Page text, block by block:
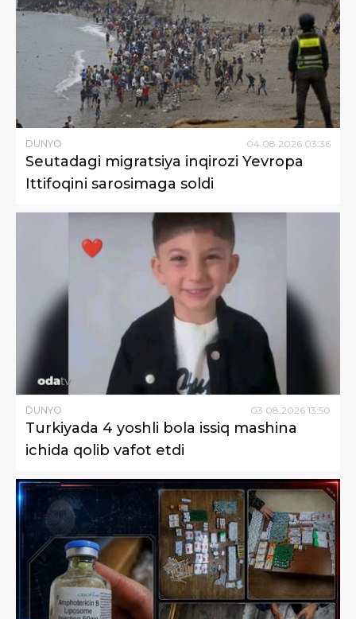
DUNYO 04 08 2026 03:36
Seutadagi migratsiya inqirozi Yevropa
Ittifoqini sarosimaga soldi
DUNYO 03.08.2026 13:50
Turkiyada 4 yoshli bola issiq mashina
ichida qolib vafot etdi